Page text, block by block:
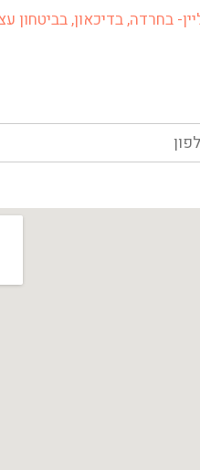
בחרדה, בדיכאון, בביטחון